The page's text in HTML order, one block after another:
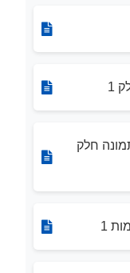
1
חלק
1